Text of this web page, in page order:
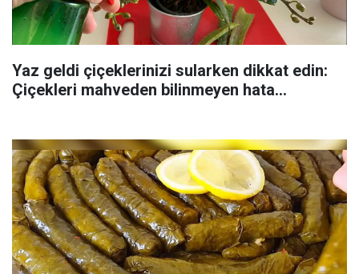
Yaz geldi çiçeklerinizi sularken dikkat edin:
Çiçekleri mahveden bilinmeyen hata...